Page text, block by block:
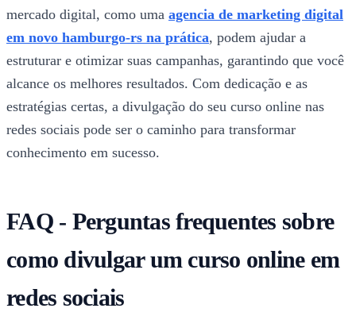
mercado digital, como uma agencia de marketing digital
em novo hamburgo-rs na prática, podem ajudar a
estruturar e otimizar suas campanhas, garantindo que você
alcance os melhores resultados. Com dedicação e as
estratégias certas, a divulgação do seu curso online nas
redes sociais pode ser o caminho para transformar
conhecimento em sucesso.
FAQ - Perguntas frequentes sobre
como divulgar um curso online em
redes sociais